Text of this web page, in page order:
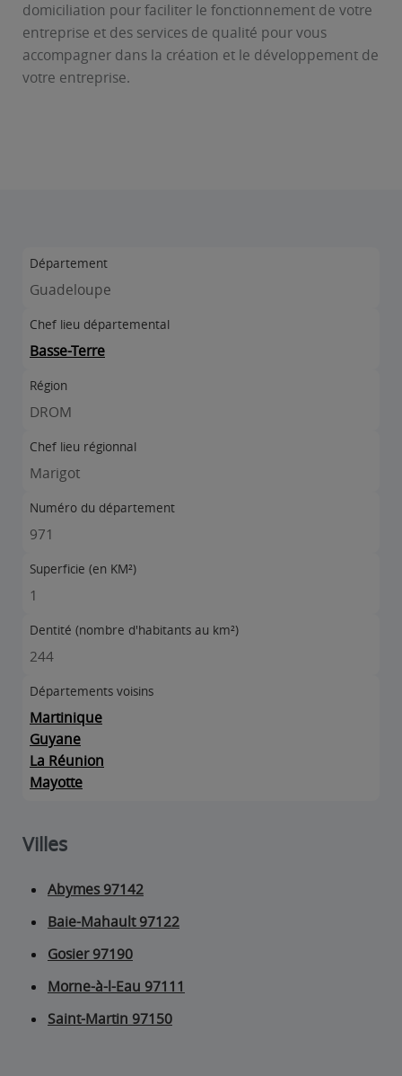
domiciliation pour faciliter le fonctionnement de votre
entreprise et des services de qualité pour vous
accompagner dans la création et le développement de
votre entreprise.
Département
Guadeloupe
Chef lieu départemental
Basse-Terre
Région
DROM
Chef lieu régionnal
Marigot
Numéro du département
971
Superficie (en KM²)
1
Dentité (nombre d'habitants au km²)
244
Départements voisins
Martinique
Guyane
La Réunion
Mayotte
Villes
Abymes 97142
Baie-Mahault 97122
Gosier 97190
Morne-à-l-Eau 97111
Saint-Martin 97150